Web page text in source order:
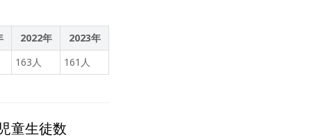
2022年
2023年
163人 161人
童生徒数